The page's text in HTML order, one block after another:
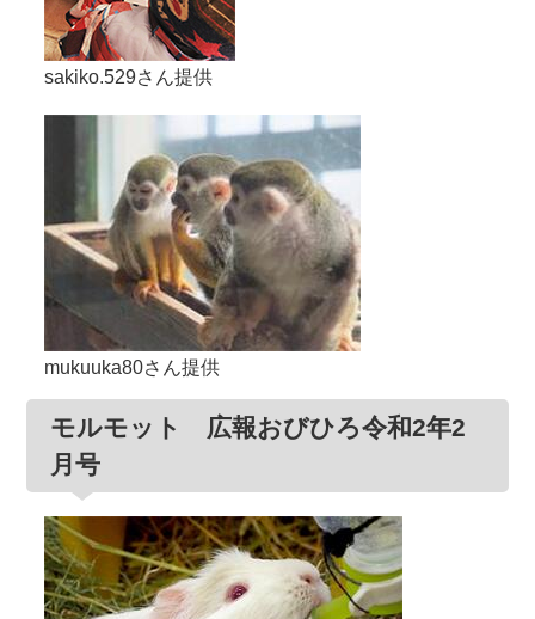
sakiko.529さん提供
mukuuka80さん提供
モルモット 広報おびひろ令和2年2
月号